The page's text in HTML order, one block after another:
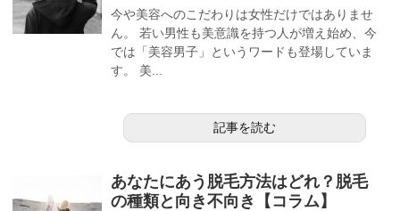
今や美容へのこだわりは女性だけではありませ
ん。 若い男性も美意識を持つ人が増え始め、今
では「美容男子」というワードも登場していま
す。 美...
記事を読む
あなたにあう脱毛方法はどれ？脱毛
の種類と向き不向き【コラム】